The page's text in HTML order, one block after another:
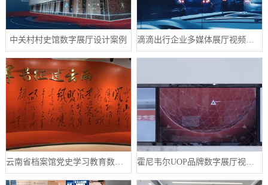
中关村村史馆数字展厅设计案例
云南省档案馆党史学习教育数字展厅案例 霍尼韦尔UOP品牌数字展厅视频制作案例